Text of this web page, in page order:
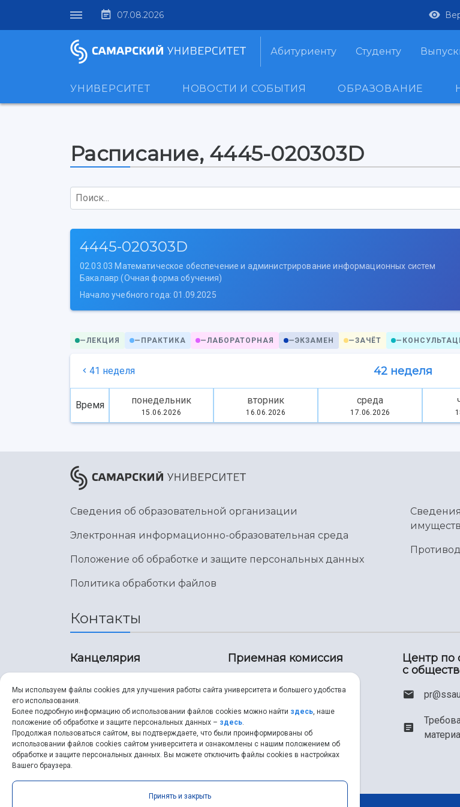
07.08.2026
Абитуриенту Студенту
УНИВЕРСИТЕТ НОВОСТИ И СОБЫТИЯ ОБРАЗОВАНИЕ
Расписание, 4445-020303D
Поиск...
4445-020303D
02.03.03 Математическое обеспечение и администрирование информационных систем
Бакалавр (Очная форма обучения)
Начало учебного года: 01.09.2025
—ЛЕКЦИЯ — ПРАКТИКА —ЛАБОРАТОРНАЯ —ЭКЗАМЕН —ЗАЧЁТ —
41 неделя 42 неделя
Время понедельник
15.06.2026
вторник
16.06.2026
среда
17.06.2026
Сведения об образовательной организации
Электронная информационно-образовательная среда
Положение об обработке и защите персональных данных
Политика обработки файлов
Контакты
Канцелярия
8 (846) 267-43-70
ssau@ssau.ru
Приемная комиссия
8 (846) 267-48-67
priem@ssau.ru
Центр по
с
Мы используем файлы cookies для улучшения работы сайта университета и большего удобства
его использования.
Более подробную информацию об использовании файлов cookies можно найти здесь, наше
положение об обработке и защите персональных данных – здесь.
Продолжая пользоваться сайтом, вы подтверждаете, что были проинформированы об
использовании файлов cookies сайтом университета и ознакомлены с нашим положением об
обработке и защите персональных данных. Вы можете отключить файлы cookies в настройках
Вашего браузера.
Принять и закрыть